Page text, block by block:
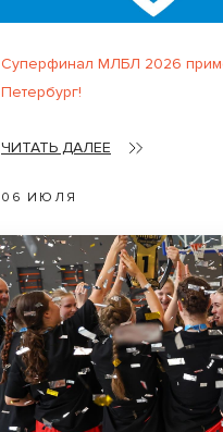
Суперфинал МЛБЛ 2026
Петербург!
ЧИТАТЬ ДАЛЕЕ
06 ИЮЛЯ